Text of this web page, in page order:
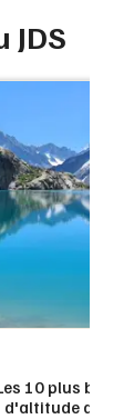
10 plus
d'altitude de